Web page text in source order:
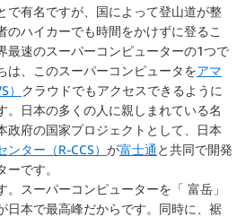
で有名ですが、国によって登山道が整
のハイカーでも時間をかけずに登るこ
最速のスーパーコンピューターの1つで
は、このスーパーコンピュータをアマ
クラウドでもアクセスできるように
。日本の多くの人に親しまれている名
政府の国家プロジェクトとして、日本
ター（R-CCS） が富士通 と共同で開発
です。
。スーパーコンピューターを「 富岳」
日本で最高峰だからです。同時に、裾